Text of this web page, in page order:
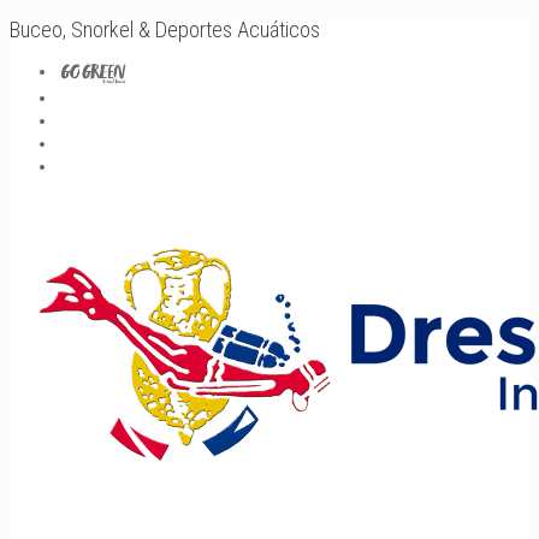
Buceo, Snorkel & Deportes Acuáticos